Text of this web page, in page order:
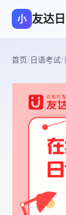
小 友达
首页/日语考试/